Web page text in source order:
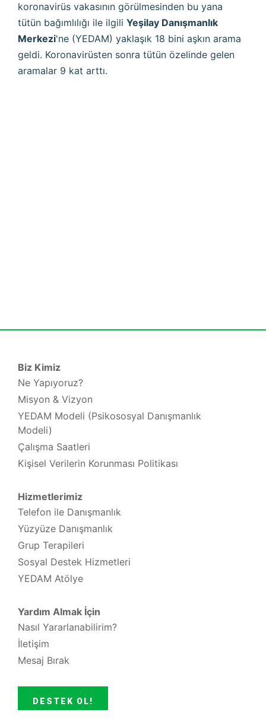
koronavirüs vakasının görülmesinden bu yana
tütün bağımlılığı ile ilgili Yeşilay Danışmanlık
Merkezi'ne (YEDAM) yaklaşık 18 bini aşkın arama
geldi. Koronavirüsten sonra tütün özelinde gelen
aramalar 9 kat arttı.
Biz Kimiz
Ne Yapıyoruz?
Misyon & Vizyon
YEDAM Modeli (Psikososyal Danışmanlık
Modeli)
Çalışma Saatleri
Kişisel Verilerin Korunması Politikası
Hizmetlerimiz
Telefon ile Danışmanlık
Yüzyüze Danışmanlık
Grup Terapileri
Sosyal Destek Hizmetleri
YEDAM Atölye
Yardım Almak İçin
Nasıl Yararlanabilirim?
İletişim
Mesaj Bırak
DESTEK OL!